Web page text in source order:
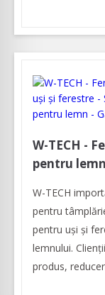
W-TECH -
pentru
W-TECH
pentru
pentru uși și
lemnului.
produs,